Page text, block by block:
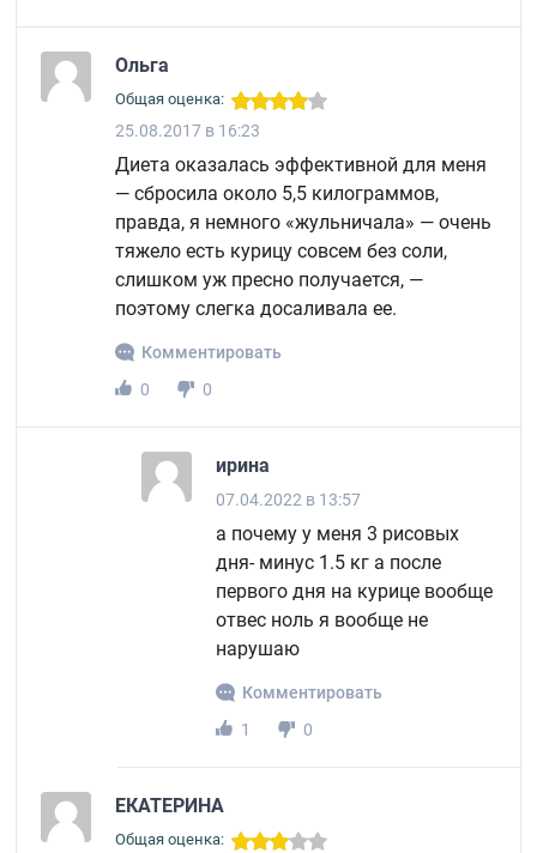
Ольга
Общая оценка:
25.08.2017 в 16:23
Диета оказалась эффективной для меня
— сбросила около 5,5 килограммов,
правда, я немного «жульничала» — очень
тяжело есть курицу совсем без соли,
слишком уж пресно получается, —
поэтому слегка досаливала ее.
Комментировать
0
0
ирина
07.04.2022 в 13:57
а почему у меня 3 рисовых
дня- минус 1.5 кг а после
первого дня на курице вообще
отвес ноль я вообще не
нарушаю
Комментировать
1
0
ЕКАТЕРИНА
Общая оценка: